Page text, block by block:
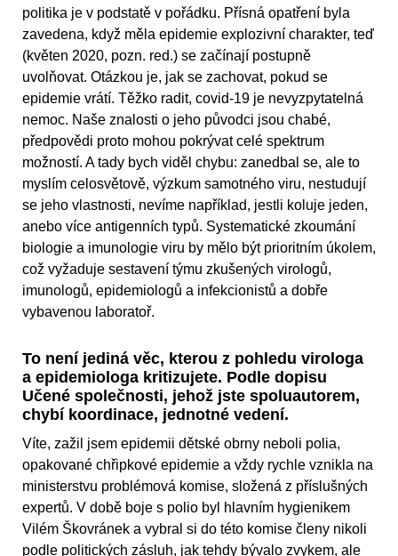
politika je v podstatě v pořádku. Přísná opatření byla
zavedena, když měla epidemie explozivní charakter, teď
(květen 2020, pozn. red.) se začínají postupně
uvolňovat. Otázkou je, jak se zachovat, pokud se
epidemie vrátí. Těžko radit, covid-19 je nevyzpytatelná
nemoc. Naše znalosti o jeho původci jsou chabé,
předpovědi proto mohou pokrývat celé spektrum
možností. A tady bych viděl chybu: zanedbal se, ale to
myslím celosvětově, výzkum samotného viru, nestudují
se jeho vlastnosti, nevíme například, jestli koluje jeden,
anebo více antigenních typů. Systematické zkoumání
biologie a imunologie viru by mělo být prioritním úkolem,
což vyžaduje sestavení týmu zkušených virologů,
imunologů, epidemiologů a infekcionistů a dobře
vybavenou laboratoř.
To není jediná věc, kterou z pohledu virologa
a epidemiologa kritizujete. Podle dopisu
Učené společnosti, jehož jste spoluautorem,
chybí koordinace, jednotné vedení.
Víte, zažil jsem epidemii dětské obrny neboli polia,
opakované chřipkové epidemie a vždy rychle vznikla na
ministerstvu problémová komise, složená z příslušných
expertů. V době boje s polio byl hlavním hygienikem
Vilém Škovránek a vybral si do této komise členy nikoli
podle politických zásluh, jak tehdy bývalo zvykem, ale